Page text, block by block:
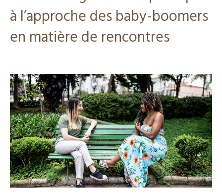
à l’approche des baby-boomers
en matière de rencontres